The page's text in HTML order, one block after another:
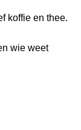
koffie en thee.
wie weet